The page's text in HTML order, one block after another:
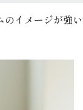
イメージが強